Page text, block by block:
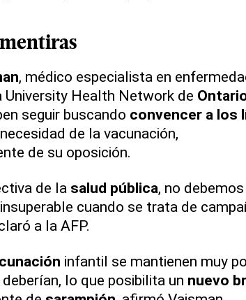
, médico especialista en
University Health Network de
seguir buscando convencer a los
de la vacunación,
de su oposición.
de la salud pública, no debemos
cuando se trata de
a la AFP.
infantil se mantienen muy
lo que posibilita un nuevo